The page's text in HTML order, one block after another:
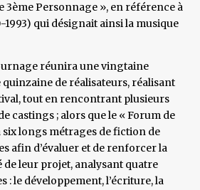
3ème Personnage », en référence à
1993) qui désignait ainsi la musique
réunira une vingtaine
quinzaine de réalisateurs, réalisant
tout en rencontrant plusieurs
castings ; alors que le « Forum de
longs métrages de fiction de
afin d’évaluer et de renforcer la
de leur projet, analysant quatre
: le développement, l’écriture, la